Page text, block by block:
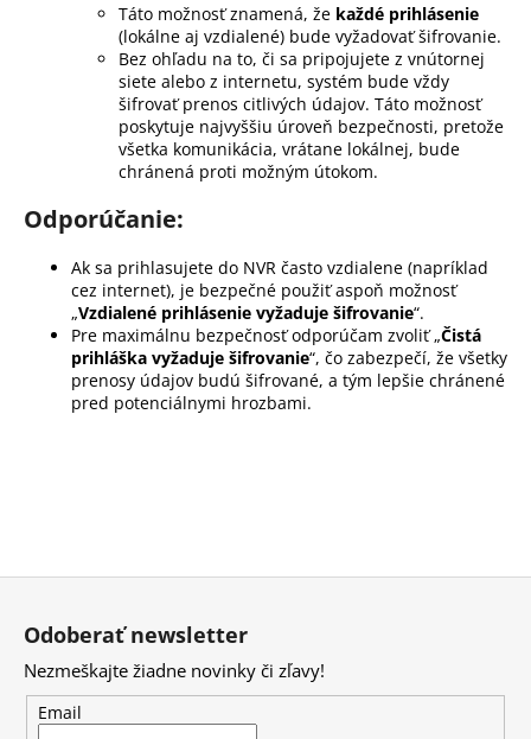
Táto možnosť znamená, že každé prihlásenie
(lokálne aj vzdialené) bude vyžadovať šifrovanie.
Bez ohľadu na to, či sa pripojujete z vnútornej
siete alebo z internetu, systém bude vždy
šifrovať prenos citlivých údajov. Táto možnosť
poskytuje najvyššiu úroveň bezpečnosti, pretože
všetka komunikácia, vrátane lokálnej, bude
chránená proti možným útokom.
Odporúčanie:
Ak sa prihlasujete do NVR často vzdialene (napríklad
cez internet), je bezpečné použiť aspoň možnosť
„Vzdialené prihlásenie vyžaduje šifrovanie“.
Pre maximálnu bezpečnosť odporúčam zvoliť „Čistá
prihláška vyžaduje šifrovanie“, čo zabezpečí, že všetky
prenosy údajov budú šifrované, a tým lepšie chránené
pred potenciálnymi hrozbami.
a
m
Z
Odoberať newsletter
Nezmeškajte žiadne novinky či zľavy!
Email